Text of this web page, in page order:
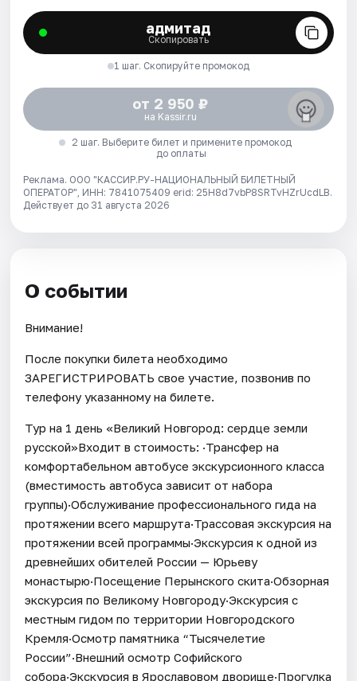
адмитад
Скопировать
1 шаг. Скопируйте промокод
от 2 950 ₽
на Kassir.ru
2 шаг. Выберите билет и примените промокод
до оплаты
Реклама. ООО "КАССИР.РУ-НАЦИОНАЛЬНЫЙ БИЛЕТНЫЙ
ОПЕРАТОР", ИНН: 7841075409 erid: 25H8d7vbP8SRTvHZrUcdLB.
Действует до 31 августа 2026
О событии
Внимание!
После покупки билета необходимо
ЗАРЕГИСТРИРОВАТЬ свое участие, позвонив по
телефону указанному на билете.
Тур на 1 день «Великий Новгород: сердце земли
русской»Входит в стоимость: ·Трансфер на
комфортабельном автобусе экскурсионного класса
(вместимость автобуса зависит от набора
группы)·Обслуживание профессионального гида на
протяжении всего маршрута·Трассовая экскурсия на
протяжении всей программы·Экскурсия к одной из
древнейших обителей России — Юрьеву
монастырю·Посещение Перынского скита·Обзорная
экскурсия по Великому Новгороду·Экскурсия с
местным гидом по территории Новгородского
Кремля·Осмотр памятника “Тысячелетие
России”·Внешний осмотр Софийского
собора·Экскурсия в Ярославовом дворище·Прогулка